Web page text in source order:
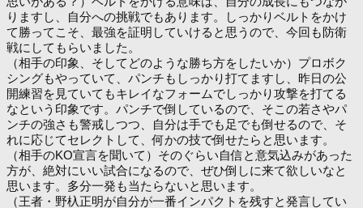
りますし、自分への挑戦でもあります。しっかりベルトをかけ
て勝ってこそ、最強を証明していけると思うので、今回も防衛
戦にしてもらいました。
（相手の印象、そしてどのような勝ち方をしたいか）プロボク
シングもやっていて、パンチもしっかり打てますし、昨日の公
開練習を見ていてもキレイなフォームでしっかり攻撃を打てる
なという印象です。パンチで倒しているので、そこの若さやパ
ンチの強さも警戒しつつ、自分は手でも足でも倒せるので、そ
れに応じてセレクトして、何かの技で倒せたらと思います。
（相手のKO宣言を聞いて）そのぐらい自信と意気込みがあった
方が、絶対にいい試合になるので、ぜひ倒しに来て欲しいなと
思います。多分一発も当たらないと思います。
（王者・野杁正明が自分が一番インパクトを残すと発言してい